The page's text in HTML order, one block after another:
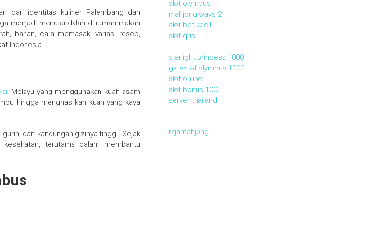
dari identitas kuliner Palembang dan
menjadi menu andalan di rumah makan
bahan, cara memasak, variasi resep,
Indonesia.
Melayu yang menggunakan kuah asam
hingga menghasilkan kuah yang kaya
dan kandungan gizinya tinggi. Sejak
terutama dalam membantu
slot olympus
mahjong ways 2
slot bet kecil
slot qris
starlight princess 1000
gates of olympus 1000
slot online
slot bonus 100
server thailand
rajamahjong